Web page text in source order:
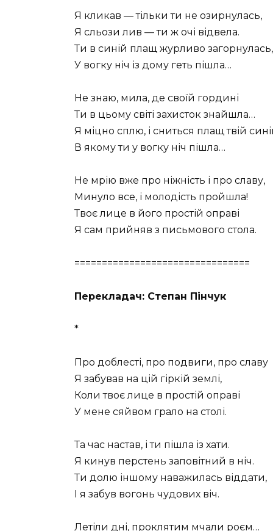
Я кликав — тільки ти не озирнулась,
Я сльози лив — ти ж очі відвела.
Ти в синій плащ журливо загорнулась,
У вогку ніч із дому геть пішла…
Не знаю, мила, де своїй гордині
Ти в цьому світі захисток знайшла…
Я міцно сплю, і сниться плащ твій
В якому ти у вогку ніч пішла…
Не мрію вже про ніжність і про славу,
Минуло все, і молодість пройшла!
Твоє лице в його простій оправі
Я сам прийняв з письмового стола.
================================
Перекладач: Степан Пінчук
*
Про доблесті, про подвиги, про славу
Я забував на цій гіркій землі,
Коли твоє лице в простій оправі
У мене сяйвом грало на столі.
Та час настав, і ти пішла із хати.
Я кинув перстень заповітний в ніч.
Ти долю іншому наважилась віддати,
І я забув вогонь чудових віч.
Летіли дні, проклятим мчали роєм…